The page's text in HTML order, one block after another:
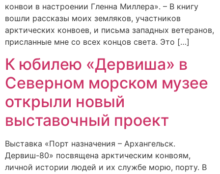
конвои в настроении Гленна Миллера». – В книгу
вошли рассказы моих земляков, участников
арктических конвоев, и письма западных ветеранов,
присланные мне со всех концов света. Это […]
К юбилею «Дервиша» в
Северном морском музее
открыли новый
выставочный проект
Выставка «Порт назначения – Архангельск.
Дервиш-80» посвящена арктическим конвоям,
личной истории людей и их службе морю, порту. В